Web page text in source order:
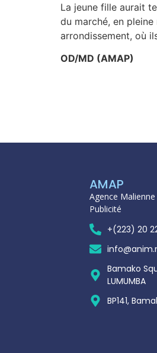
La jeune fille aurait
du marché, en
arrondissement, où
OD/MD (AMAP)
AMAP
Agence
Publicité
+(223) 20
Bamako
LUMUMBA
BP141,